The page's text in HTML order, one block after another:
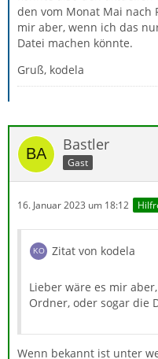
den vom Monat Mai nach
mir aber, wenn ich das
Datei machen könnte.
Gruß, kodela
Bastler
Gast
16. Januar 2023 um 18:12
Zitat von kodela
Lieber wäre es mir
Ordner, oder sogar die
Wenn bekannt ist unter